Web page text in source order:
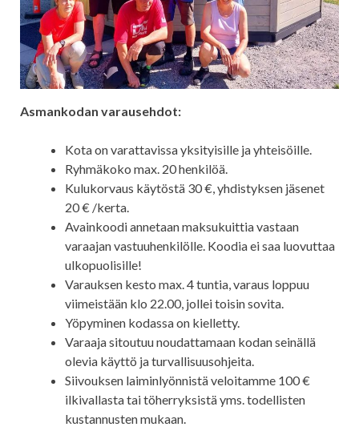
Asmankodan varausehdot:
Kota on varattavissa yksityisille ja yhteisöille.
Ryhmäkoko max. 20 henkilöä.
Kulukorvaus käytöstä 30 €, yhdistyksen jäsenet
20 € /kerta.
Avainkoodi annetaan maksukuittia vastaan
varaajan vastuuhenkilölle. Koodia ei saa luovuttaa
ulkopuolisille!
Varauksen kesto max. 4 tuntia, varaus loppuu
viimeistään klo 22.00, jollei toisin sovita.
Yöpyminen kodassa on kielletty.
Varaaja sitoutuu noudattamaan kodan seinällä
olevia käyttö ja turvallisuusohjeita.
Siivouksen laiminlyönnistä veloitamme 100 €
ilkivallasta tai töherryksistä yms. todellisten
kustannusten mukaan.